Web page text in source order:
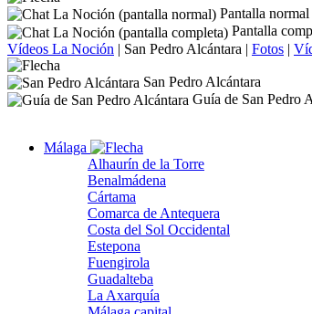
Pantalla normal
Pantalla
Vídeos La Noción | San Pedro Alcántara | Fotos |
San Pedro Alcántara
Guía de San Pedro
Málaga
Alhaurín de la Torre
Benalmádena
Cártama
Comarca de Antequera
Costa del Sol Occidental
Estepona
Fuengirola
Guadalteba
La Axarquía